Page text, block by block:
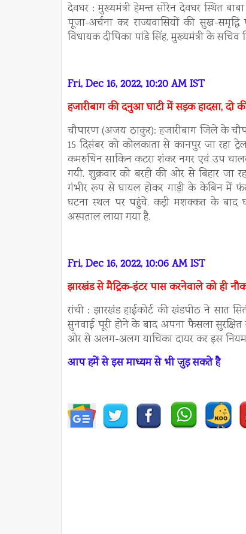
देवघर : मुख्यमंत्री हेमन्त सोरेन देवघर स्थित
पूजा-अर्चना कर राज्यवासियों की सुख-
विधायक दीपिका पांडे सिंह, मुख्यमंत्री के
Fri, Dec 16, 2022, 10:20 AM IST
हजारीबाग की दनुआ घाटी में सड़क हादसा, दो
चौपारण (अजय ठाकुर): हजारीबाग जिले के
15 दिसंबर को कोलकाता से कानपुर जा रहा
कमरुधिन साकिन कटरा शंकर नगर एवं उप
गयी. शुक्रवार को बरही की ओर से बिहार जा
गंभीर रूप से घायल होकर गाड़ी के केबिन में
घटना स्थल पर पहुंचे. कड़ी मशक्कत के बाद
अस्पताल लाया गया है.
Fri, Dec 16, 2022, 10:06 AM IST
झारखंड से मैट्रिक-इंटर पास करनेवाले को ही
रांची : झारखंड हाईकोर्ट की खंडपीठ ने सात
सुनवाई पूरी होने के बाद अपना फैसला
ओर से अलग-अलग याचिका दायर कर इस
आप हमें से इस माध्यम से भी जुड़ सकते है